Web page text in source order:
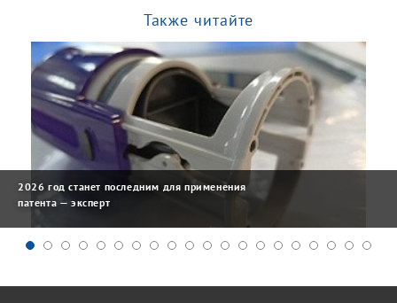
Также читайте
2026 год станет последним для применения
патента — эксперт